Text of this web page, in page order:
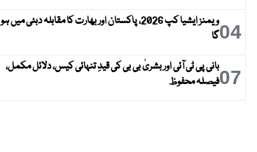
04
ویمنز ایشیا کپ 2026، پاکستان اور بھارت کا مقابلہ دبئی میں ہو
گا
07بانی پی ٹی آئی اور بشریٰ بی بی کی قیدِ تنہائی کیس، دلائل مکمل،
فیصلہ محفوظ